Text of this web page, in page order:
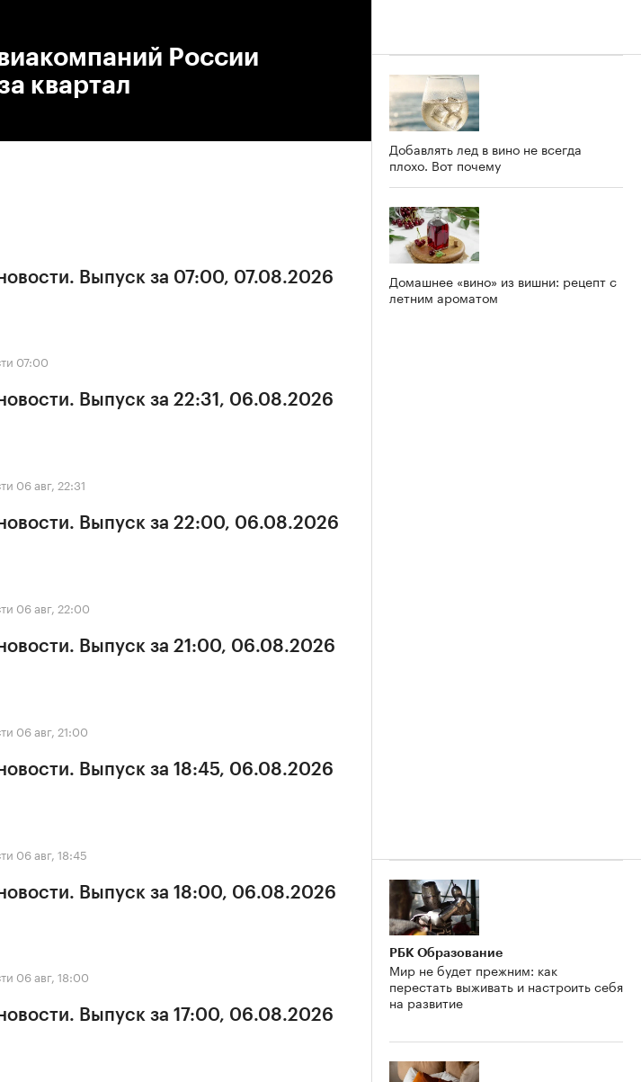
России
квартал
Выпуск за 07:00, 07.08.2026
07:00
новости. Выпуск за 22:31, 06.08.2026
06 авг, 22:31
новости. Выпуск за 22:00, 06.08.2026
06 авг, 22:00
Выпуск за 21:00, 06.08.2026
06 авг, 21:00
Выпуск за 18:45, 06.08.2026
06 авг, 18:45
Выпуск за 18:00, 06.08.2026
06 авг, 18:00
новости. Выпуск за 17:00, 06.08.2026
Добавлять лед в вино не всегда
плохо. Вот почему
Домашнее «вино» из вишни: рецепт с
летним ароматом
РБК Образование
Мир не будет прежним: как
перестать выживать и настроить себя
на развитие